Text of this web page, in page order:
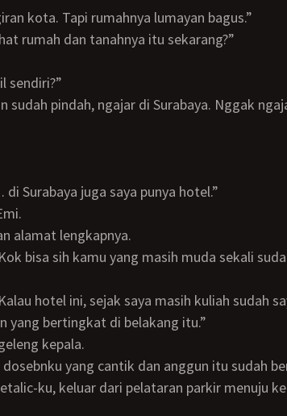
kota. Tapi rumahnya lumayan bagus.”
rumah dan tanahnya itu sekarang?”
sendiri?”
di Surabaya juga saya punya hotel.”
alamat lengkapnya.
yang bertingkat di belakang itu.”
kepala.
ku, keluar dari pelataran parkir menuju ke